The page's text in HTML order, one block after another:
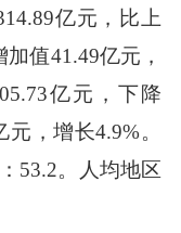
亿元，比上
值41.49亿元，
亿元，下降
，增长4.9%。
53.2。人均地区